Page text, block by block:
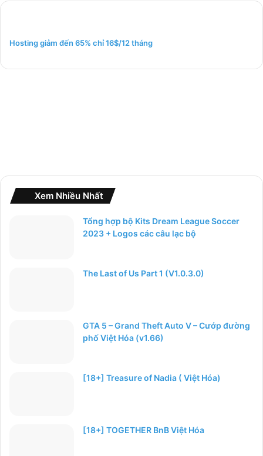
o
Hosting giảm đến 65% chỉ 16$/12 tháng
Xem Nhiều Nhất
Tổng hợp bộ Kits Dream League Soccer
2023 + Logos các câu lạc bộ
The Last of Us Part 1 (V1.0.3.0)
GTA 5 – Grand Theft Auto V – Cướp đường
phố Việt Hóa (v1.66)
[18+] Treasure of Nadia ( Việt Hóa)
[18+] TOGETHER BnB Việt Hóa